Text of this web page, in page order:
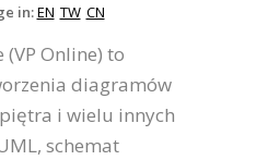
in:EN TW CN
Online) to
diagramów
i wielu innych
schemat